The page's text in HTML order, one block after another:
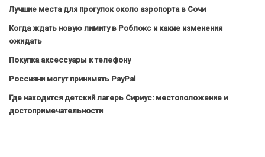
Лучшие места для прогулок около аэропорта в Сочи
Когда ждать новую лимиту в Роблокс и какие изменения
ожидать
Покупка аксессуары к телефону
Россияни могут принимать PayPal
Где находится детский лагерь Сириус: местоположение и
достопримечательности